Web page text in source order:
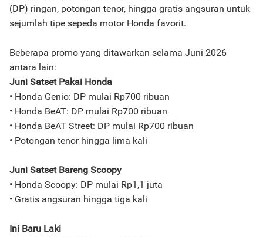
(DP) ringan, potongan tenor, hingga gratis angsuran untuk
sejumlah tipe sepeda motor Honda favorit.
Beberapa promo yang ditawarkan selama Juni 2026
antara lain:
Juni Satset Pakai Honda
• Honda Genio: DP mulai Rp700 ribuan
• Honda BeAT: DP mulai Rp700 ribuan
• Honda BeAT Street: DP mulai Rp700 ribuan
• Potongan tenor hingga lima kali
Juni Satset Bareng Scoopy
• Honda Scoopy: DP mulai Rp1,1 juta
• Gratis angsuran hingga tiga kali
Ini Baru Laki